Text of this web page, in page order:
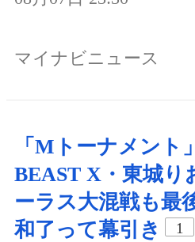
マイナビニュース
「Mトーナメント
BEAST X・東城
ーラス大混戦も最
和了って幕引き
1